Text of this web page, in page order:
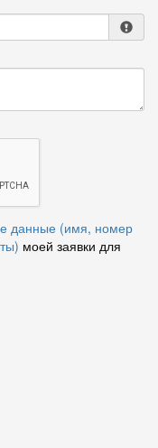
данные (имя, номер
моей заявки для